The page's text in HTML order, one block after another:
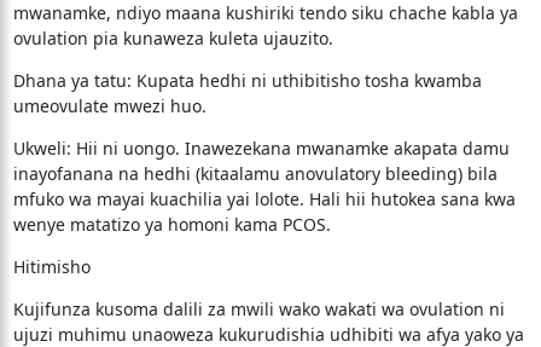
mwanamke, ndiyo maana kushiriki tendo siku chache kabla ya
ovulation pia kunaweza kuleta ujauzito.
​Dhana ya tatu: Kupata hedhi ni uthibitisho tosha kwamba
umeovulate mwezi huo.
​Ukweli: Hii ni uongo. Inawezekana mwanamke akapata damu
inayofanana na hedhi (kitaalamu anovulatory bleeding) bila
mfuko wa mayai kuachilia yai lolote. Hali hii hutokea sana kwa
wenye matatizo ya homoni kama PCOS.
​Hitimisho
​Kujifunza kusoma dalili za mwili wako wakati wa ovulation ni
ujuzi muhimu unaoweza kukurudishia udhibiti wa afya yako ya